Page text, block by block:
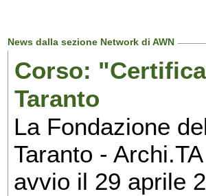
News dalla sezione Network di AWN
Corso:
Taranto
La Fondazione
Taranto -
avvio il 29 aprile